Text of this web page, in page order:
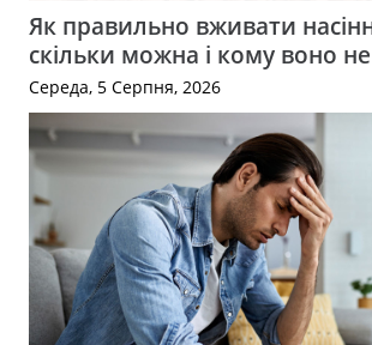
Як правильно вживати
скільки можна і кому воно
Середа, 5 Серпня, 2026